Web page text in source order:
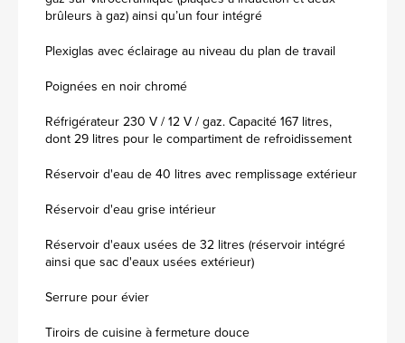
brûleurs à gaz) ainsi qu’un four intégré
Plexiglas avec éclairage au niveau du plan de travail
Poignées en noir chromé
Réfrigérateur 230 V / 12 V / gaz. Capacité 167 litres,
dont 29 litres pour le compartiment de refroidissement
Réservoir d'eau de 40 litres avec remplissage extérieur
Réservoir d'eau grise intérieur
Réservoir d'eaux usées de 32 litres (réservoir intégré
ainsi que sac d'eaux usées extérieur)
Serrure pour évier
Tiroirs de cuisine à fermeture douce